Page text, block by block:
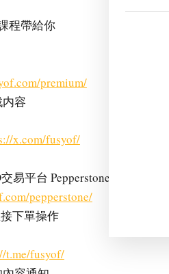
程帶給你
premium/
容
x.com/fusyof/
易平台 Pepperstone 激石
pepperstone/
下單操作
t.me/fusyof/